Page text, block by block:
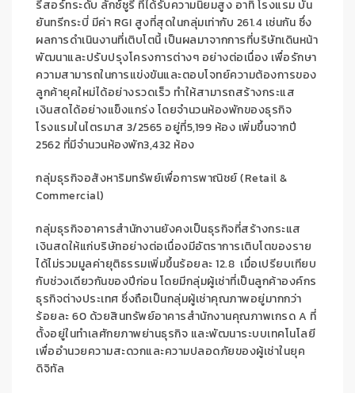
รีสอร์ทระดับ ลักซ์ซูรี ที่ได้รับความนิยมสูง อาทิโรงแรม บัน
ยันทรีกระบี่ มีค่าRGI สูงที่สุดในกลุ่มเท่ากับ 261.4 เช่นกัน ซึ่ง
ผลการดำเนินงานที่เติบโตนี้ เป็นผลมาจากการที่บริษัทเดินหน้า
พัฒนาและปรับปรุงโครงการต่างๆ อย่างต่อเนื่อง เพื่อรักษา
ความสามารถในการแข่งขันและตอบโจทย์ความต้องการของ
ลูกค้ายุคใหม่ได้อย่างรวดเร็ว ทำให้สามารถสร้างกระแส
เงินสดได้อย่างแข็งแกร่งโดยจำนวนห้องพักของธุรกิจ
โรงแรมในไตรมาส 3/2565 อยู่ที่5,199 ห้อง เพิ่มขึ้นจากปี
2562 ที่มีจำนวนห้องพัก3,432 ห้อง
กลุ่มธุรกิจอสังหาริมทรัพย์เพื่อการพาณิชย์(Retail &
Commercial)
กลุ่มธุรกิจอาคารสำนักงานยังคงเป็นธุรกิจที่สร้างกระแส
เงินสดให้แก่บริษัทอย่างต่อเนื่องมีอัตราการเติบโตของราย
ได้ไม่รวมมูลค่ายุติธรรมเพิ่มขึ้นร้อยละ12.8 เมื่อเปรียบเทียบ
กับช่วงเดียวกันของปีก่อนโดยมีกลุ่มผู้เช่าที่เป็นลูกค้าองค์กร
ธุรกิจต่างประเทศ ซึ่งถือเป็นกลุ่มผู้เช่าคุณภาพอยู่มากกว่า
ร้อยละ60 ด้วยสินทรัพย์อาคารสำนักงานคุณภาพเกรดA ที่
ตั้งอยู่ในทำเลศักยภาพย่านธุรกิจ และพัฒนาระบบเทคโนโลยี
เพื่ออำนวยความสะดวกและความปลอดภัยของผู้เช่าในยุค
ดิจิทัล